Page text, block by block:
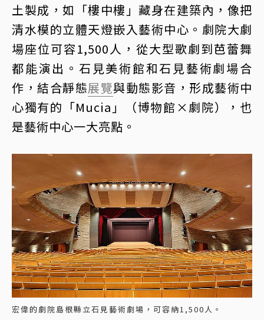
土製成，如「樓中樓」藏身在建築內，像把
清水模的立體天燈嵌入藝術中心。劇院大劇
場座位可容1,500人，從大型歌劇到芭蕾舞
都能演出。石見美術館和石見藝術劇場合
作，結合靜態展覽與動態影音，形成藝術中
心獨有的「Mucia」（博物館×劇院），也
是藝術中心一大亮點。
宏偉的劇院島根縣立石見藝術劇場，可容納1,500人。